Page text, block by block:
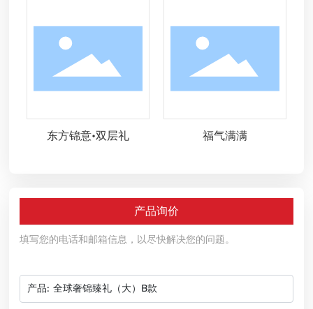
东方锦意•双层礼 福气满满
产品询价
填写您的电话和邮箱信息，以尽快解决您的问题。
产品: 全球奢锦臻礼（大）B款